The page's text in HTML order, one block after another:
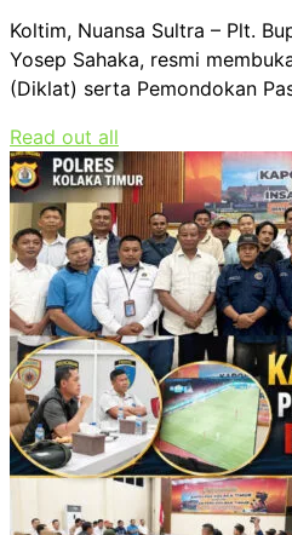
Koltim, Nuansa Sultra – Plt.
Yosep Sahaka, resmi
(Diklat) serta Pemondokan
Read out all